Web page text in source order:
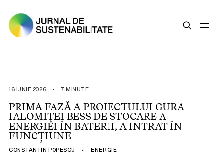
ȘTIRI
OPINII
ESG
LEGISLAȚIE
BUNE PRACTICI
16 IUNIE 2026 • 7 MINUTE
PRIMA FAZĂ A PROIECTULUI GURA
IALOMIȚEI BESS DE STOCARE A
ENERGIEI ÎN BATERII, A INTRAT ÎN
FUNCȚIUNE
CONSTANTIN POPESCU • ENERGIE